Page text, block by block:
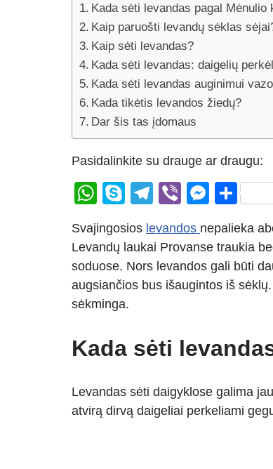
Kada sėti levandas pagal Mėnulio
Kaip paruošti levandų sėklas
Kaip sėti levandas?
Kada sėti levandas: daigelių
Kada sėti levandas auginimui
Kada tikėtis levandos žiedų?
Dar šis tas įdomaus
Pasidalinkite su drauge ar draugu:
W
at
s
A
p
S
p
e
T
e
gr
a
Vi
er
M
ss
e
n
S
ar
e
Svajingosios levandos nepalieka
Levandų laukai Provanse traukia
soduose. Nors levandos gali būti
augsiančios bus išaugintos iš
sėkminga.
Kada sėti
Levandas sėti daigyklose galima
atvirą dirvą daigeliai perkeliami